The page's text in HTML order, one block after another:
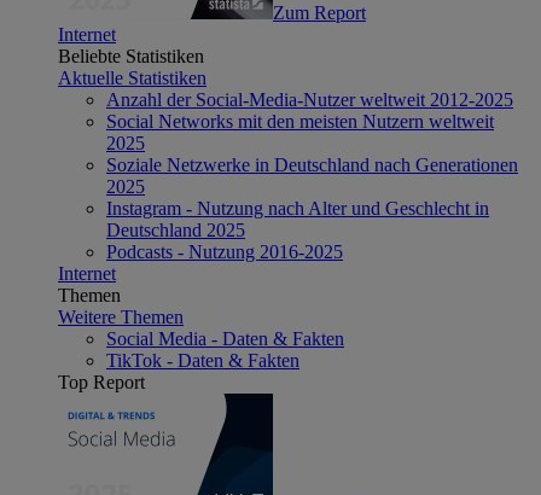
Zum Report
Internet
Beliebte Statistiken
Aktuelle Statistiken
Anzahl der Social-Media-Nutzer weltweit 2012-2025
Social Networks mit den meisten Nutzern weltweit
2025
Soziale Netzwerke in Deutschland nach Generationen
2025
Instagram - Nutzung nach Alter und Geschlecht in
Deutschland 2025
Podcasts - Nutzung 2016-2025
Internet
Themen
Weitere Themen
Social Media - Daten & Fakten
TikTok - Daten & Fakten
Top Report